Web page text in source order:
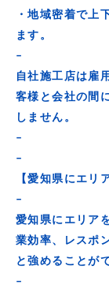
・地域密着で上
ます。
–
自社施工店は雇
客様と会社の間
しません。
–
–
【愛知県にエリ
–
愛知県にエリア
業効率、レスポ
と強めることが
–